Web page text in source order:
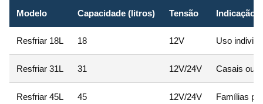
Modelo Capacidade (litros) Tensão Indicação
Resfriar 18L 18 12V Uso
Resfriar 31L 31 12V/24V Casais ou
Resfriar 45L 45 12V/24V Famílias